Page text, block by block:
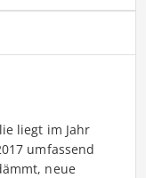
liegt im Jahr
umfassend
neue